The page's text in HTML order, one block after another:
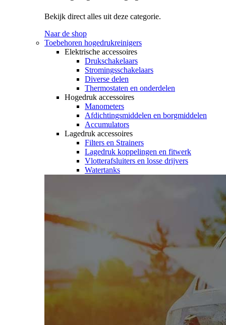
Bekijk direct alles uit deze categorie.
Naar de shop
Toebehoren hogedrukreinigers
Elektrische accessoires
Drukschakelaars
Stromingsschakelaars
Diverse delen
Thermostaten en onderdelen
Hogedruk accessoires
Manometers
Afdichtingsmiddelen en borgmiddelen
Accumulators
Lagedruk accessoires
Filters en Strainers
Lagedruk koppelingen en fitwerk
Vlotterafsluiters en losse drijvers
Watertanks